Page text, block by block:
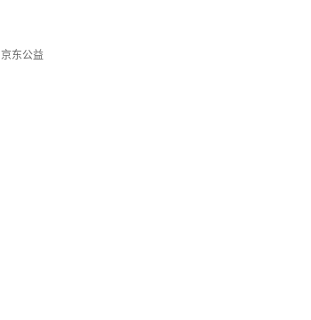
京东公益